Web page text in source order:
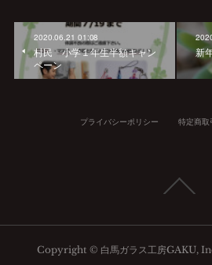
2020.06.21 01:08
村民 小学１年生半額キャン
ペーン
新
プライバシーポリシー 特定商取
Copyright © 白馬ガラス工房GAKU,